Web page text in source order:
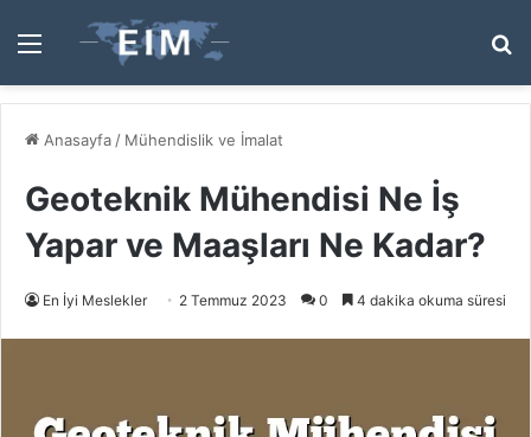
Menü
...
Anasayfa / Mühendislik ve İmalat
Geoteknik Mühendisi Ne İş
Yapar ve Maaşları Ne Kadar?
En İyi Meslekler 2 Temmuz 2023 0 4 dakika okuma süresi